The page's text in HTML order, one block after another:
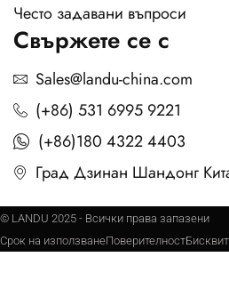
Често задавани въпроси
Свържете се с
Sales@landu-china.com
(+86) 531 6995 9221
(+86)180 4322 4403
Град Дзинан Шандонг
© LANDU 2025 - Всички права запазени
Срок на използванеПоверителност